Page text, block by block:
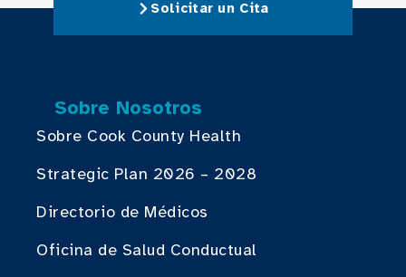
Solicitar un Cita
Sobre Nosotros
Sobre Cook County Health
Strategic Plan 2026 – 2028
Directorio de Médicos
Oficina de Salud Conductual